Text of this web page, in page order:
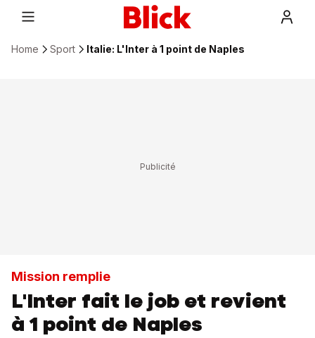
Home Sport Italie: L'Inter à 1 point de Naples
Mission remplie
L'Inter fait le job et revient
à 1 point de Naples